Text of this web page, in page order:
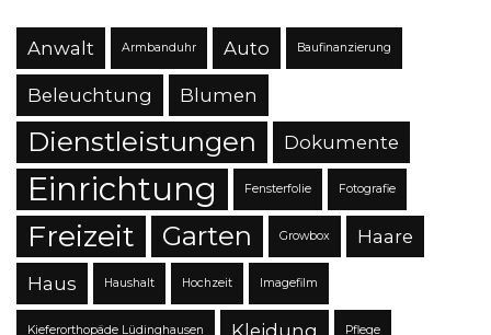
Anwalt Armbanduhr Auto Baufinanzierung
Beleuchtung Blumen
Dienstleistungen Dokumente
Einrichtung Fensterfolie Fotografie
Freizeit Garten Growbox Haare
Haus Haushalt Hochzeit Imagefilm
Kieferorthopäde Lüdinghausen Kleidung Pflege